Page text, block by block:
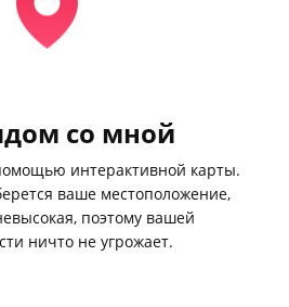
со мной
интерактивной карты.
ваше местоположение,
поэтому вашей
ничто не угрожает.